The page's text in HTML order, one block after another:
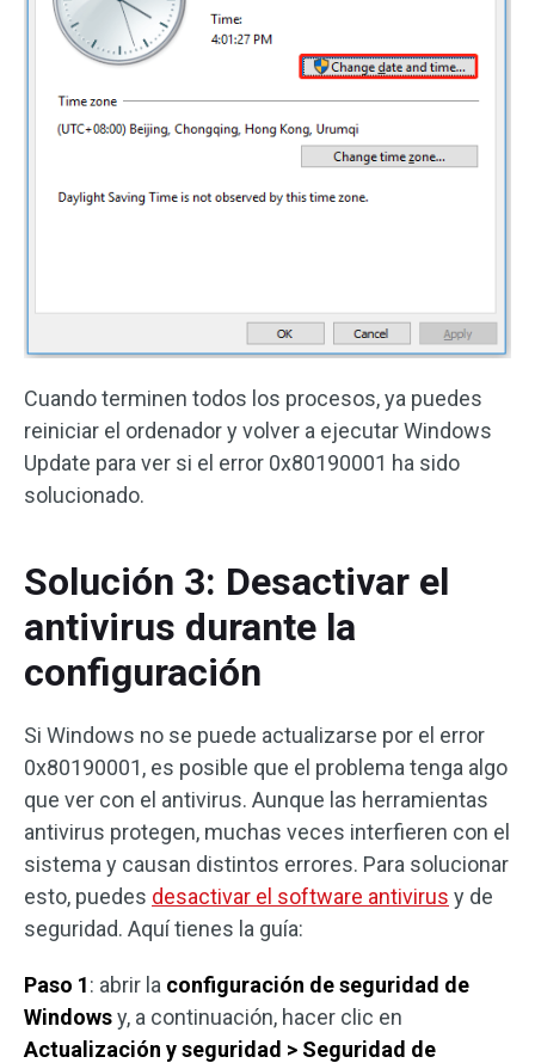
Cuando terminen todos los procesos, ya puedes
reiniciar el ordenador y volver a ejecutar Windows
Update para ver si el error 0x80190001 ha sido
solucionado.
Solución 3: Desactivar el
antivirus durante la
configuración
Si Windows no se puede actualizarse por el error
0x80190001, es posible que el problema tenga algo
que ver con el antivirus. Aunque las herramientas
antivirus protegen, muchas veces interfieren con el
sistema y causan distintos errores. Para solucionar
esto, puedes desactivar el software antivirus y de
seguridad. Aquí tienes la guía:
Paso 1: abrir la configuración de seguridad de
Windowsy, a continuación, hacer clic en
Actualización y seguridad > Seguridad de